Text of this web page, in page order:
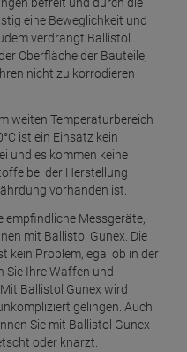
eine Beweglichkeit und
verdrängt Ballistol
Oberfläche der Bauteile,
nicht zu korrodieren
weiten Temperaturbereich
ist ein Einsatz kein
und es kommen keine
bei der Herstellung
vorhanden ist.
empfindliche Messgeräte,
mit Ballistol Gunex. Die
kein Problem, egal ob in der
Sie Ihre Waffen und
Ballistol Gunex wird
gelingen. Auch
Sie mit Ballistol Gunex
oder knarzt.